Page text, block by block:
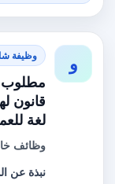
و وظيفة
مطلوب
قانون
لغة
وظائف
نبذة عن